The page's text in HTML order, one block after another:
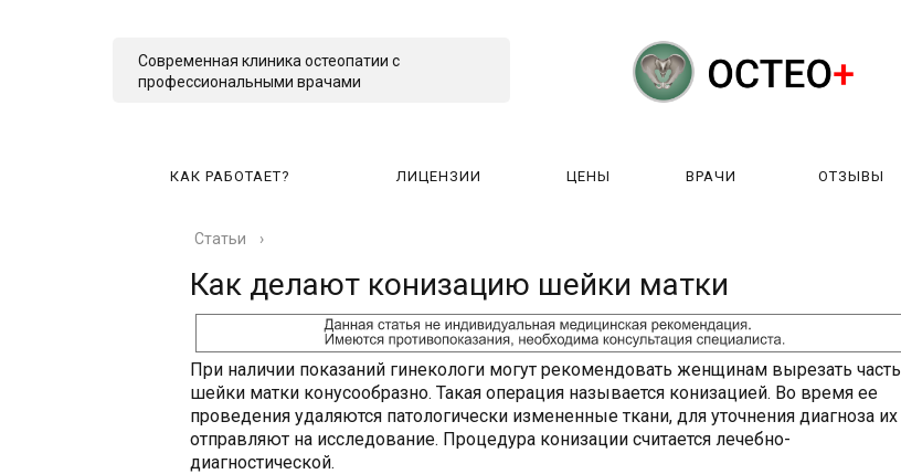
Современная клиника остеопатии с
профессиональными врачами
КАК РАБОТАЕТ? ЛИЦЕНЗИИ ЦЕНЫ ВРАЧИ ОТЗЫВЫ
КАК РАБОТАЕТ?
Статьи ›
Как делают конизацию шейки матки
При наличии показаний гинекологи могут рекомендовать женщинам вырезать часть
шейки матки конусообразно. Такая операция называется конизацией. Во время ее
проведения удаляются патологически измененные ткани, для уточнения диагноза их
отправляют на исследование. Процедура конизации считается лечебно-
диагностической.